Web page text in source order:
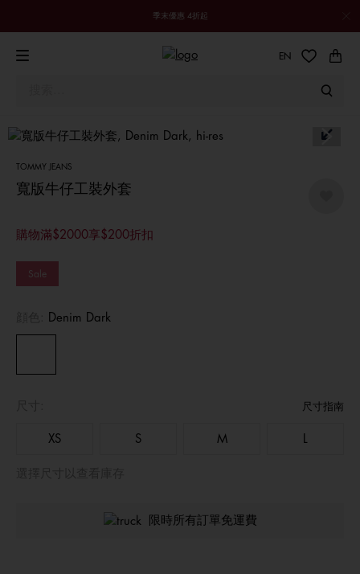
季末優惠 4折起
EN
TOMMY JEANS
寬版牛仔工裝外套
購物滿$2000享$200折扣
Sale
Denim Dark
XS S M L
尺寸指南
限時所有訂單免運費